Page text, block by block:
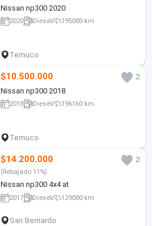
Nissan np300 2020
2020 Diesel 195000 km
Temuco
$10.500.000
2
Nissan np300 2018
2018 Diesel 196160 km
Temuco
$14.200.000 2
(Rebajado 11%)
Nissan np300 4x4 at
2017 Diesel 129000 km
San Bernardo